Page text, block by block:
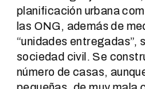
planificación urbana
las ONG, además de
“unidades entregadas”,
sociedad civil. Se
número de casas,